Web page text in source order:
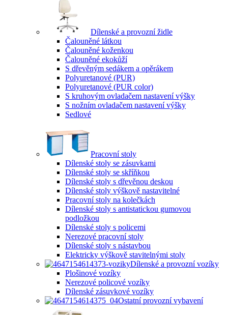
Dílenské a provozní židle
Čalouněné látkou
Čalouněné koženkou
Čalouněné ekokůží
S dřevěným sedákem a opěrákem
Polyuretanové (PUR)
Polyuretanové (PUR color)
S kruhovým ovladačem nastavení výšky
S nožním ovladačem nastavení výšky
Sedlové
Pracovní stoly
Dílenské stoly se zásuvkami
Dílenské stoly se skříňkou
Dílenské stoly s dřevěnou deskou
Dílenské stoly výškově nastavitelné
Pracovní stoly na kolečkách
Dílenské stoly s antistatickou gumovou
podložkou
Dílenské stoly s policemi
Nerezové pracovní stoly
Dílenské stoly s nástavbou
Elektricky výškově stavitelnými stoly
Dílenské a provozní vozíky
Plošinové vozíky
Nerezové policové vozíky
Dílenské zásuvkové vozíky
Ostatní provozní vybavení